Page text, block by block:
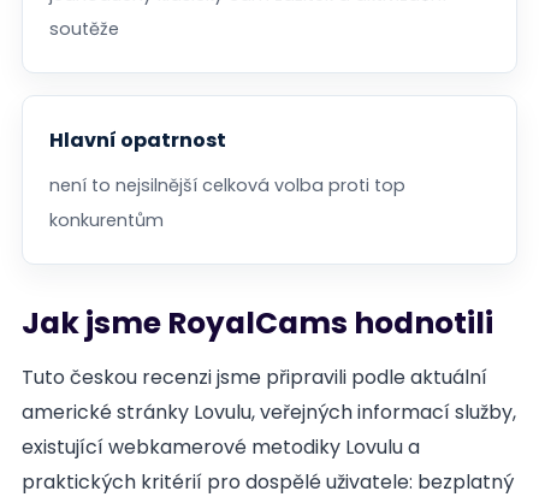
soutěže
Hlavní opatrnost
není to nejsilnější celková volba proti top
konkurentům
Jak jsme RoyalCams hodnotili
Tuto českou recenzi jsme připravili podle aktuální
americké stránky Lovulu, veřejných informací služby,
existující webkamerové metodiky Lovulu a
praktických kritérií pro dospělé uživatele: bezplatný